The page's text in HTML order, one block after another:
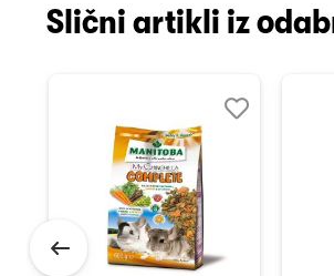
Slični artikli iz